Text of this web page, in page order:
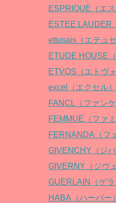
ESPRIQUE（エス
ESTEE LAUDER
ettusais（エテュセ
ETUDE HOUSE
ETVOS（エトヴォ
excel（エクセル）
FANCL（ファンケ
FEMMUE（ファミ
FERNANDA（フ
GIVENCHY（ジバ
GIVERNY（ジヴ
GUERLAIN（ゲラ
HABA（ハーバー）